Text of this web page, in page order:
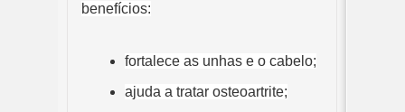
benefícios:
fortalece as unhas e o cabelo;
ajuda a tratar osteoartrite;